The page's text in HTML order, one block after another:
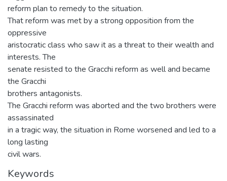
reform plan to remedy to the situation.
That reform was met by a strong opposition from the
oppressive
aristocratic class who saw it as a threat to their wealth and
interests. The
senate resisted to the Gracchi reform as well and became
the Gracchi
brothers antagonists.
The Gracchi reform was aborted and the two brothers were
assassinated
in a tragic way, the situation in Rome worsened and led to a
long lasting
civil wars.
Keywords